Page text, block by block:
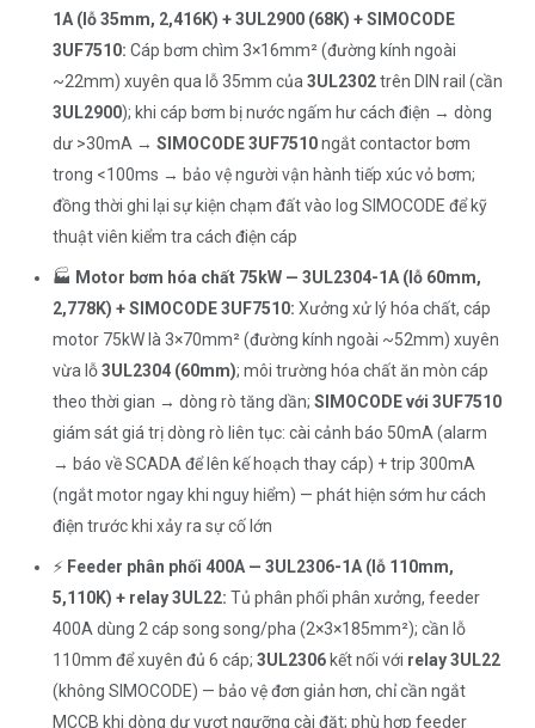
1A (lỗ 35mm, 2,416K) + 3UL2900 (68K) + SIMOCODE
3UF7510: Cáp bơm chìm 3×16mm² (đường kính ngoài
~22mm) xuyên qua lỗ 35mm của 3UL2302trên DIN rail (cần
3UL2900); khi cáp bơm bị nước ngấm hư cách điện → dòng
dư >30mA → SIMOCODE 3UF7510ngắt contactor bơm
trong <100ms → bảo vệ người vận hành tiếp xúc vỏ bơm;
đồng thời ghi lại sự kiện chạm đất vào log SIMOCODE để kỹ
thuật viên kiểm tra cách điện cáp
🏭 Motor bơm hóa chất 75kW — 3UL2304-1A (lỗ 60mm,
2,778K) + SIMOCODE 3UF7510: Xưởng xử lý hóa chất, cáp
motor 75kW là 3×70mm² (đường kính ngoài ~52mm) xuyên
vừa lỗ3UL2304 (60mm); môi trường hóa chất ăn mòn cáp
theo thời gian → dòng rò tăng dần; SIMOCODE với 3UF7510
giám sát giá trị dòng rò liên tục: cài cảnh báo 50mA (alarm
→ báo về SCADA để lên kế hoạch thay cáp) + trip 300mA
(ngắt motor ngay khi nguy hiểm) — phát hiện sớm hư cách
điện trước khi xảy ra sự cố lớn
⚡ Feeder phân phối 400A — 3UL2306-1A (lỗ 110mm,
5,110K) + relay 3UL22: Tủ phân phối phân xưởng, feeder
400A dùng 2 cáp song song/pha (2×3×185mm²); cần lỗ
110mm để xuyên đủ 6 cáp; 3UL2306 kết nối với relay 3UL22
(không SIMOCODE) — bảo vệ đơn giản hơn, chỉ cần ngắt
MCCB khi dòng dư vượt ngưỡng cài đặt; phù hợp feeder